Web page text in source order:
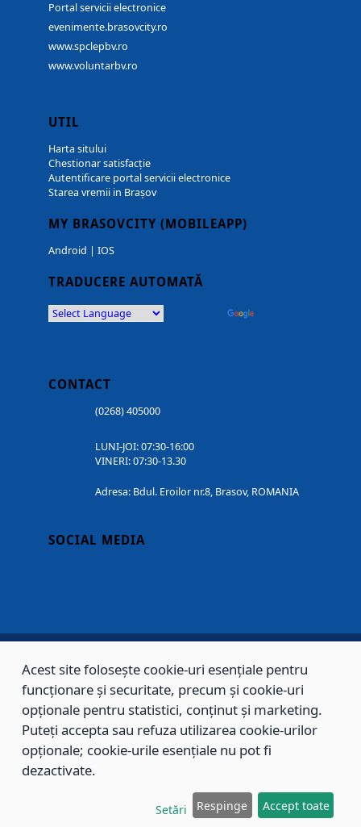
Portal servicii electronice
evenimente.brasovcity.ro
www.spclepbv.ro
www.voluntarbv.ro
UTIL
Harta sitului
Chestionar satisfacție
Autentificare portal servicii electronice
Starea vremii in Brașov
MY BRASOVCITY (MOBILEAPP)
Android | IOS
TRADUCERE AUTOMATĂ
CONTACT
(0268) 405000
LUNI-JOI: 07:30-16:00
VINERI: 07:30-13.30
Adresa: Bdul. Eroilor nr.8, Brasov, ROMANIA
SOCIAL MEDIA
Copyright © 2002 - 2026 - PRIMĂRIA MUNICIPIULUI BRAȘOV, toate drepturile
rezervate.
Sitemap Contact
Acest site folosește cookie-uri esențiale pentru
funcționare și securitate, precum și cookie-uri
opționale pentru statistici, conținut și marketing.
Puteți accepta sau refuza utilizarea cookie-urilor
opționale; cookie-urile esențiale nu pot fi
dezactivate.
Setări Respinge Accept toate